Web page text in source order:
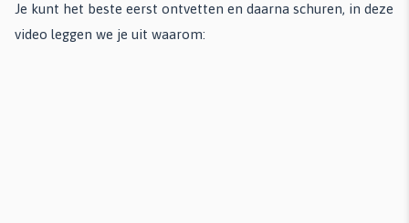
Je kunt het beste eerst ontvetten en daarna schuren, in deze
video leggen we je uit waarom: